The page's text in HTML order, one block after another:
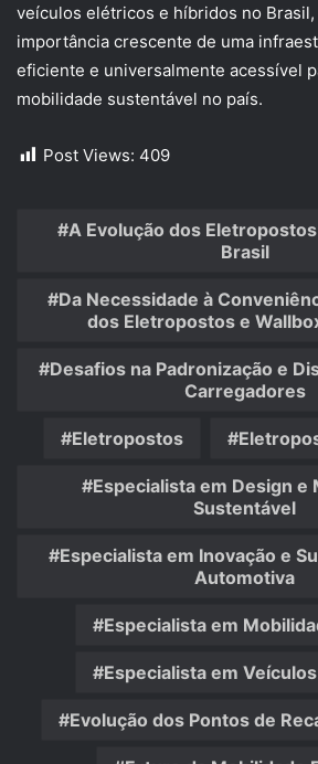
veículos elétricos e híbridos no
importância crescente de uma
eficiente e universalmente acessível
mobilidade sustentável no país.
Post Views: 409
A Evolução dos
Brasil
Da Necessidade à
dos Eletropostos e
Desafios na Padronização e
Carregadores
Eletropostos
Especialista em Design e
Sustentável
Especialista em Inovação e
Automotiva
Especialista em
Especialista em
Evolução dos Pontos de